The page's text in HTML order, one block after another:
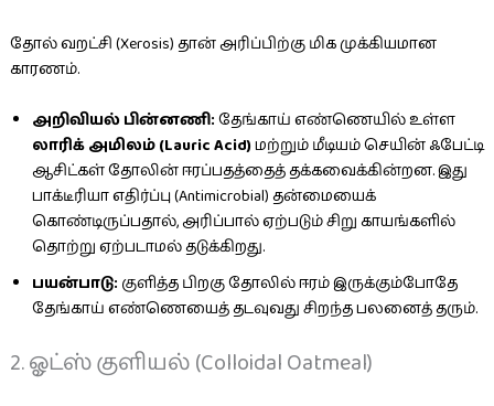
தோல் வறட்சி (Xerosis) தான் அரிப்பிற்கு மிக முக்கியமான
காரணம்.
அறிவியல் பின்னணி:தேங்காய் எண்ணெயில் உள்ள
லாரிக் அமிலம் (Lauric Acid)மற்றும் மீடியம் செயின் ஃபேட்டி
ஆசிட்கள் தோலின் ஈரப்பதத்தைத் தக்கவைக்கின்றன. இது
பாக்டீரியா எதிர்ப்பு (Antimicrobial) தன்மையைக்
கொண்டிருப்பதால், அரிப்பால் ஏற்படும் சிறு காயங்களில்
தொற்று ஏற்படாமல் தடுக்கிறது.
பயன்பாடு: குளித்த பிறகு தோலில் ஈரம் இருக்கும்போதே
தேங்காய் எண்ணெயைத் தடவுவது சிறந்த பலனைத் தரும்.
2. ஓட்ஸ் குளியல் (Colloidal Oatmeal)